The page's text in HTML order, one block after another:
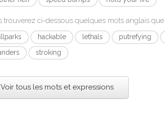
trouverez ci-dessous quelques mots anglais
hackable lethals putrefying
stroking
Voir tous les mots et expressions